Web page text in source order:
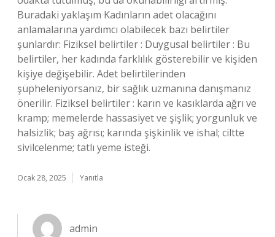
Buradaki yaklaşım Kadınların adet olacağını
anlamalarına yardımcı olabilecek bazı belirtiler
şunlardır: Fiziksel belirtiler : Duygusal belirtiler : Bu
belirtiler, her kadında farklılık gösterebilir ve kişiden
kişiye değişebilir. Adet belirtilerinden
şüpheleniyorsanız, bir sağlık uzmanına danışmanız
önerilir. Fiziksel belirtiler : karın ve kasıklarda ağrı ve
kramp; memelerde hassasiyet ve şişlik; yorgunluk ve
halsizlik; baş ağrısı; karında şişkinlik ve ishal; ciltte
sivilcelenme; tatlı yeme isteği.
Ocak 28, 2025 Yanıtla
admin